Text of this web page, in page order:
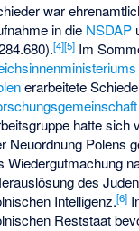
war
in die NSDAP
[4][5] Im
erarbeitete
hatte sich
Neuordnung Polens
Wiedergutmachung
des
Intelligenz.[6]
Reststaat